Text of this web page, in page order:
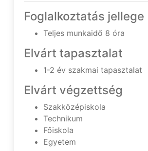
Foglalkoztatás jellege
Teljes munkaidő 8 óra
Elvárt tapasztalat
1-2 év szakmai tapasztalat
Elvárt végzettség
Szakközépiskola
Technikum
Főiskola
Egyetem